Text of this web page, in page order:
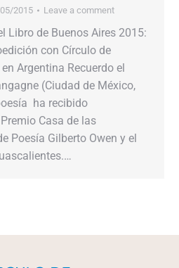
2015 Leave a comment
Libro de Buenos Aires 2015:
con Círculo de
Argentina Recuerdo el
(Ciudad de México,
ha recibido
Casa de las
Poesía Gilberto Owen y el